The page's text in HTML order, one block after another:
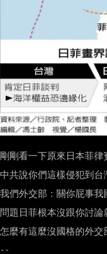
剛剛看一下原來日本菲
中共說你們這樣侵犯到
我們外交部：關你屁事我
問題日菲根本沒跟你討論
怎麼有這麼沒國格的外交